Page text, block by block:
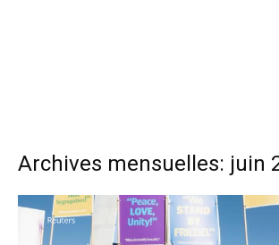
Archives mensuelles: juin